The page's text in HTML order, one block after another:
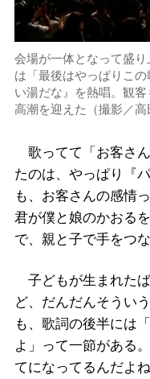
会場が一体となって盛
は「最後はやっぱりこ
い湯だな』を熱唱。観
高潮を迎えた（撮影／高
歌ってて「お客さ
たのは、やっぱり『
も、お客さんの感情
君が僕と娘のかおる
で、親と子で手をつ
子どもが生まれた
ど、だんだんそうい
も、歌詞の後半には
よ」って一節がある
てになってるんだよね